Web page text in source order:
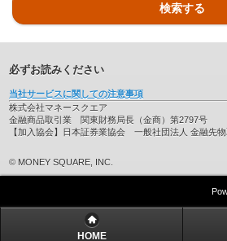
検索する
必ずお読みください
当社サービスに関しての注意事項
株式会社マネースクエア
金融商品取引業 関東財務局長（金商）第2797号
【加入協会】日本証券業協会 一般社団法人 金融先
© MONEY SQUARE, INC.
HOME